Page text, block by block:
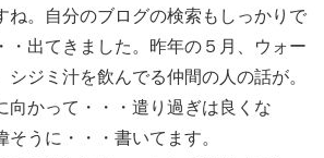
ね。自分のブログの検索もしっかりで
・出てきました。昨年の５月、ウォー
シジミ汁を飲んでる仲間の人の話が。
向かって・・・遣り過ぎは良くな
そうに・・・書いてます。